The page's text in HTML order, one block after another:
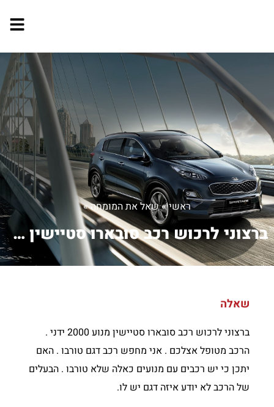
ראשי»שאל את המומחה»
ברצוני לרכוש רכב סובארו סטיישין מנוע ...
שאלה
ברצוני לרכוש רכב סובארו סטיישין מנוע 2000 ידני .
הרכב מטופל אצלכם . אני מחפש רכב דגם טורבו . האם
יתכן כי יש רכבים עם מנועים כאלה שלא טורבו . הבעלים
של הרכב לא יודע איזה דגם יש לו.